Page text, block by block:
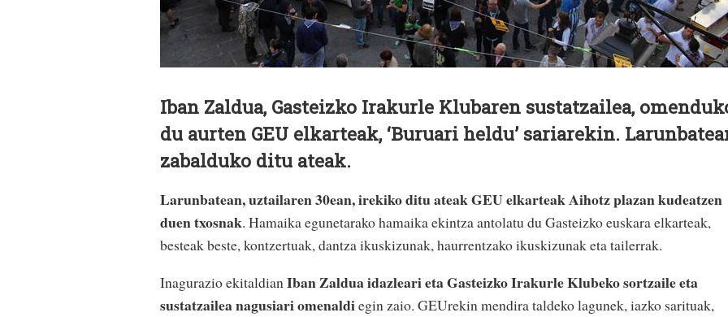
Iban Zaldua, Gasteizko Irakurle Klubaren sustatzailea,
du aurten GEU elkarteak, ‘Buruari heldu’ sariarekin.
zabalduko ditu ateak.
Larunbatean, uztailaren 30ean, irekiko ditu ateak GEU elkarteak Aihotz plazan kudeatzen
duen txosnak. Hamaika egunetarako hamaika ekintza antolatu du Gasteizko euskara elkarteak,
besteak beste, kontzertuak, dantza ikuskizunak, haurrentzako ikuskizunak eta tailerrak.
Inagurazio ekitaldianIban Zaldua idazleari eta Gasteizko Irakurle Klubeko sortzaile eta
sustatzailea nagusiari omenaldiegin zaio. GEUrekin mendira taldeko lagunek, iazko sarituak,